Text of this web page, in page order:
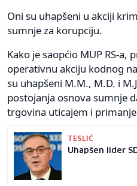
Oni su uhapšeni u akciji
sumnje za korupciju.
Kako je saopćio MUP RS-a,
operativnu akciju kodnog
su uhapšeni M.M., M.D. i
postojanja osnova sumnje
trgovina uticajem i
TESLIĆ
Uhapšen lider